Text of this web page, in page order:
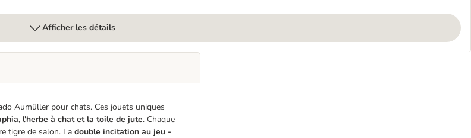
Afficher les détails
Aumüller pour chats. Ces jouets uniques
l'herbe à chat et la toile de jute. Chaque
tigre de salon. La double incitation au jeu -